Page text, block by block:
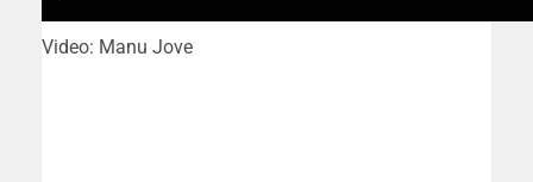
Video: Manu Jove